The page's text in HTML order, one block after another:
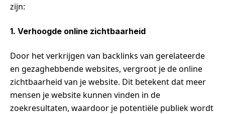
zijn:
1. Verhoogde online zichtbaarheid
Door het verkrijgen van backlinks van gerelateerde
en gezaghebbende websites, vergroot je de online
zichtbaarheid van je website. Dit betekent dat meer
mensen je website kunnen vinden in de
zoekresultaten, waardoor je potentiële publiek wordt